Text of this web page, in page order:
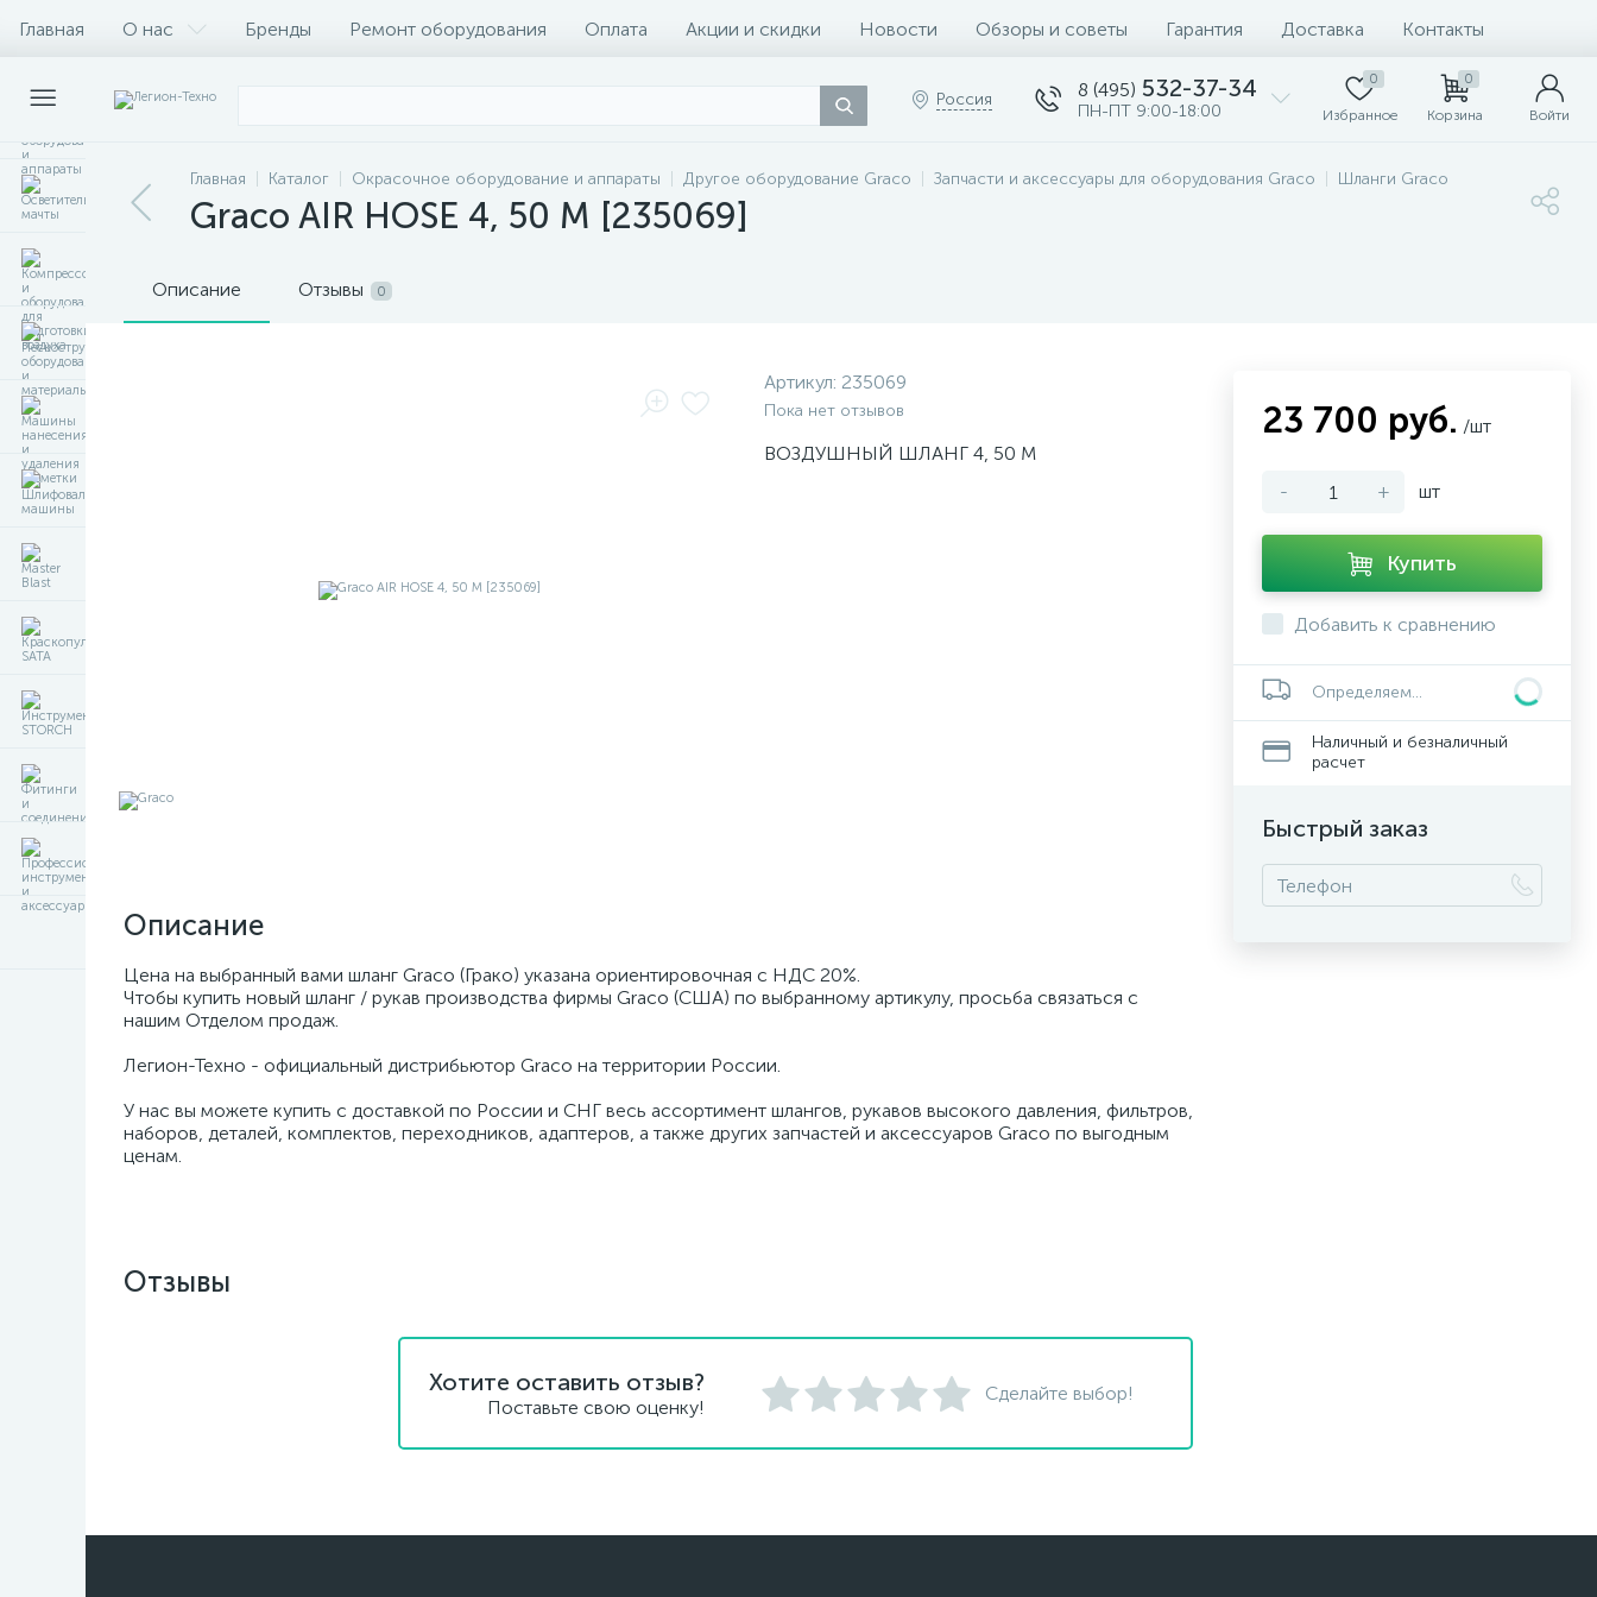
Главная О нас Бренды Ремонт оборудования Оплата Акции и скидки Новости Обзоры и советы Гарантия Доставка Контакты
Россия 8 (495) 532-37-34
ПН-ПТ 9:00-18:00
0
Избранное
0
Корзина Войти
Главная Каталог Окрасочное оборудование и аппараты Другое оборудование Graco Запчасти и аксессуары для оборудования Graco Шланги Graco
Graco AIR HOSE 4, 50 M [235069]
Описание Отзывы 0
Артикул: 235069
Пока нет отзывов
ВОЗДУШНЫЙ ШЛАНГ 4, 50 М
Описание
Цена на выбранный вами шланг Graco (Грако) указана ориентировочная с НДС 20%.
Чтобы купить новый шланг / рукав производства фирмы Graco (США) по выбранному артикулу, просьба связаться с
нашим Отделом продаж.
Легион-Техно - официальный дистрибьютор Graco на территории России.
У нас вы можете купить с доставкой по России и СНГ весь ассортимент шлангов, рукавов высокого давления, фильтров,
наборов, деталей, комплектов, переходников, адаптеров, а также других запчастей и аксессуаров Graco по выгодным
ценам.
23 700 руб. /шт
- + шт
Купить
Добавить к сравнению
Определяем...
Наличный и безналичный
расчет
Быстрый заказ
Отзывы
Хотите оставить отзыв?
Поставьте свою оценку!
Сделайте выбор!